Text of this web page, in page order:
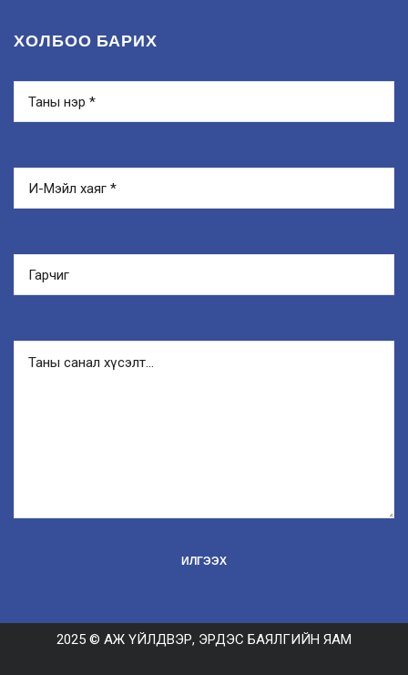
ХОЛБОО БАРИХ
2025 © АЖ ҮЙЛДВЭР, ЭРДЭС БАЯЛГИЙН ЯАМ